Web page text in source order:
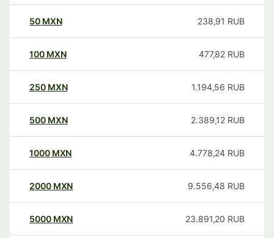
50 MXN 238,91 RUB
100 MXN 477,82 RUB
250 MXN 1.194,56 RUB
500 MXN 2.389,12 RUB
1000 MXN 4.778,24 RUB
2000 MXN 9.556,48 RUB
5000 MXN 23.891,20 RUB